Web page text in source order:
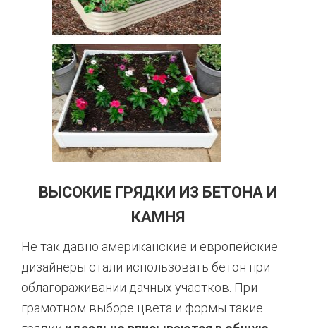
ВЫСОКИЕ ГРЯДКИ ИЗ БЕТОНА И
КАМНЯ
Не так давно американские и европейские
дизайнеры стали использовать бетон при
облагораживании дачных участков. При
грамотном выборе цвета и формы такие